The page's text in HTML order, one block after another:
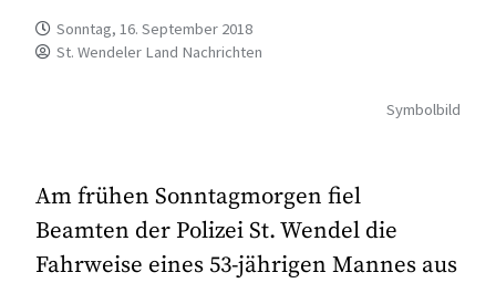
Sonntag, 16. September 2018
St. Wendeler Land Nachrichten
Symbolbild
Am frühen Sonntagmorgen fiel
Beamten der Polizei St. Wendel die
Fahrweise eines 53-jährigen Mannes aus